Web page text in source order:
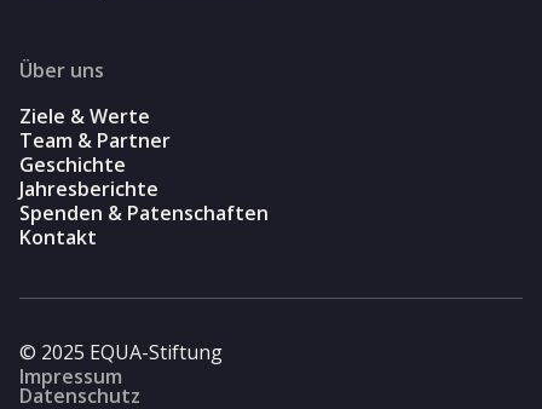
Über uns
Ziele & Werte
Team & Partner
Geschichte
Jahresberichte
Spenden & Patenschaften
Kontakt
© 2025 EQUA-Stiftung
Impressum
Datenschutz